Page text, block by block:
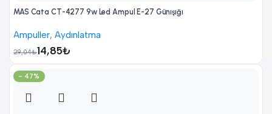
MAS Cata CT-4277 9w Led Ampul E-27 Günışığı
Ampuller, Aydınlatma
29,04₺14,85₺
- 47%